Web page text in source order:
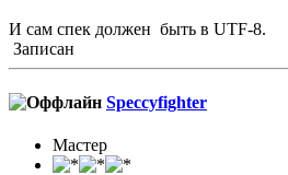
И сам спек должен быть в UTF-8.
Записан
Speccyfighter
Мастер